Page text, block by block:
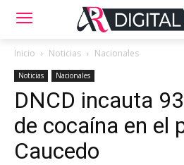
Inicio Noticias Nacionales
Noticias Nacionales
DNCD incauta
de cocaína en el
Caucedo